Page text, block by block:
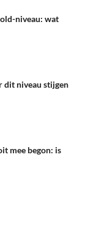
niveau: wat
dit niveau stijgen
mee begon: is